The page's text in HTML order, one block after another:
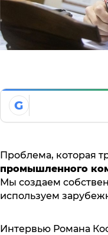
G
Проблема, которая
промышленного
Мы создаем
используем
Интервью Романа